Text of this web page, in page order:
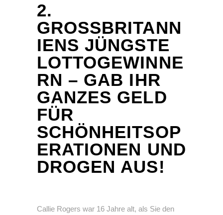
2.
GROSSBRITANNI
ENS JÜNGSTE L
OTTOGEWINNER
N – GAB IHR G
ANZES GELD F
ÜR S
CHÖNHEITSOPE
RATIONEN UND D
ROGEN AUS!
Callie Rogers war 16 Jahre alt, als Sie den